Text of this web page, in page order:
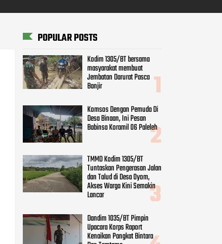
POPULAR POSTS
Kodim 1305/BT bersama
masyarakat membuat
Jembatan Darurat Pasca
Banjir
Komsos Dengan Pemuda Di
Desa Binaan, Ini Pesan
Babinsa Koramil 06 Paleleh
TMMD Kodim 1305/BT
Tuntaskan Pengerasan Jalan
dan Talud di Desa Oyom,
Akses Warga Kini Semakin
Lancar
Dandim 1035/BT Pimpin
Upacara Korps Raport
Kenaikan Pangkat Bintara